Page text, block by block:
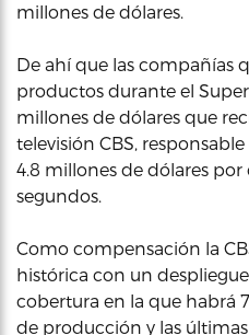
millones de dólares.
De ahí que las compañías
productos durante el
millones de dólares que
televisión CBS,
4.8 millones de dólares
segundos.
Como compensación la
histórica con un
cobertura en la que habrá
de producción y las